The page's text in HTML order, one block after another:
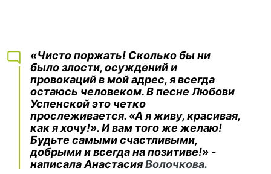
«Чисто поржать! Сколько бы ни
было злости, осуждений и
провокаций в мой адрес, я всегда
остаюсь человеком. В песне Любови
Успенской это четко
прослеживается. «А я живу, красивая,
как я хочу!». И вам того же желаю!
Будьте самыми счастливыми,
добрыми и всегда на позитиве!» -
написала АнастасияВолочкова.